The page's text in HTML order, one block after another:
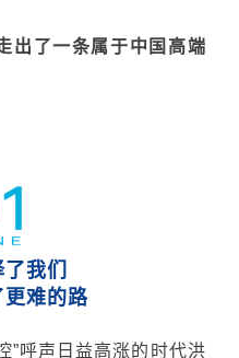
出了一条属于中国高端
我们
难的路
”呼声日益高涨的时代洪